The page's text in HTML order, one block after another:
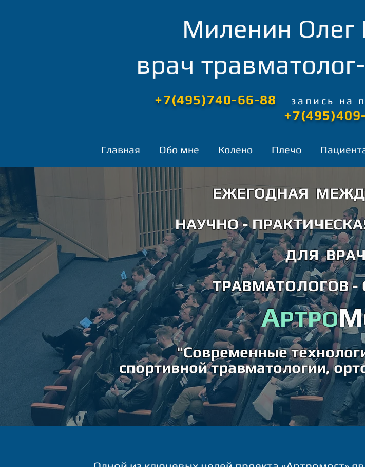
Миленин Олег
врач
+7(495)740-66-88 запись на
Главная Обо мне Колено Плечо
ЕЖЕГОДНАЯ
НАУЧНО -
ДЛЯ
ТРАВМАТОЛОГОВ
АРТРОМ
"Современные
спортивной травматологии,